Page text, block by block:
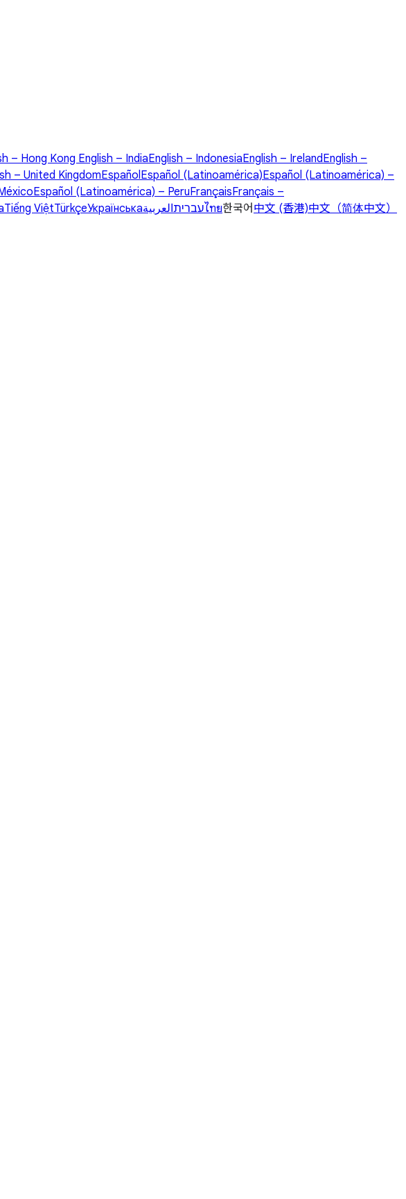
– Hong Kong English – IndiaEnglish – IndonesiaEnglish – IrelandEnglish –
– United KingdomEspañol Español (Latinoamérica)Español (Latinoamérica) –
Español (Latinoamérica) – PeruFrançaisFrançais –
Tiếng ViệtTürkçeУкраїнська עבריתالعربية ไทย한국어 中文 (香港)中文（简体中文）